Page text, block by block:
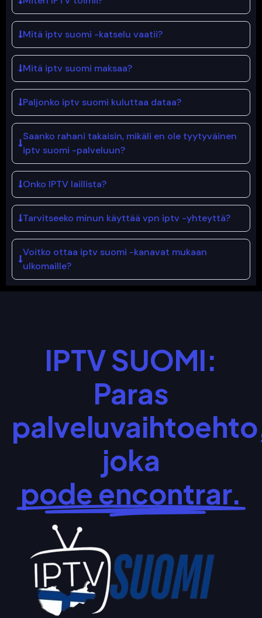
Mitä iptv suomi -katselu vaatii?
Mitä iptv suomi maksaa?
Paljonko iptv suomi kuluttaa dataa?
Saanko rahani takaisin, mikäli en ole tyytyväinen
iptv suomi -palveluun?
Onko IPTV laillista?
Tarvitseeko minun käyttää vpn iptv -yhteyttä?
Voitko ottaa iptv suomi -kanavat mukaan
ulkomaille?
IPTV SUOMI:
Paras
joka
pode encontrar.